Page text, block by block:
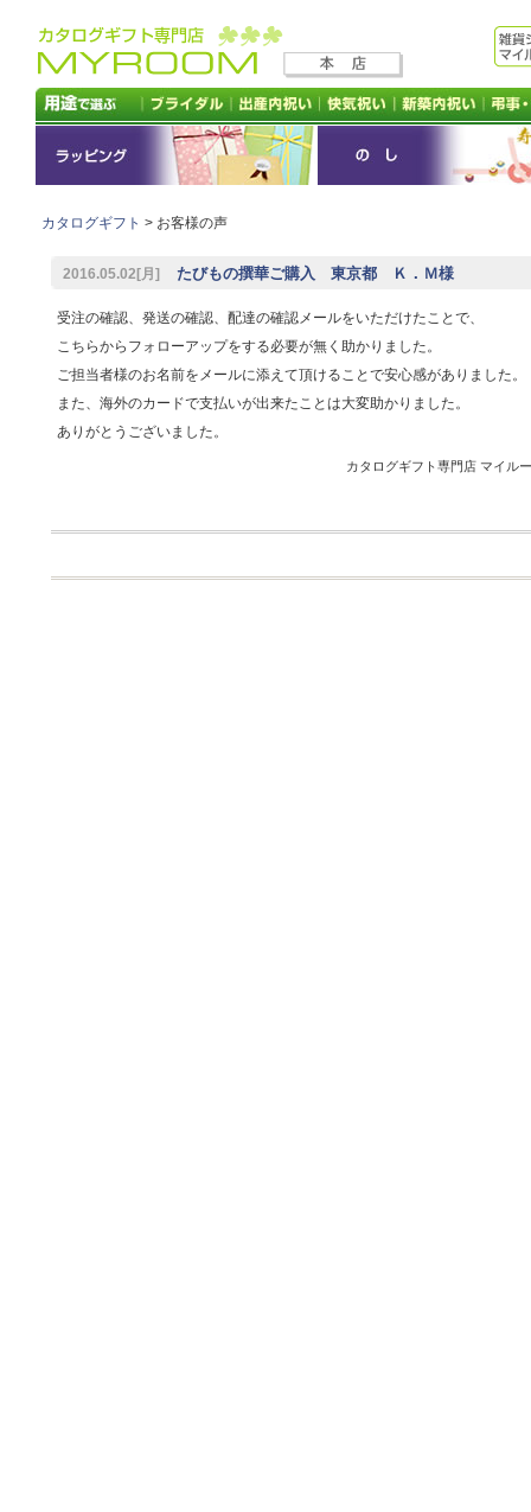
カタログギフト > お客様の声
2016.05.02[月] たびもの撰華ご購入 東京都 Ｋ．Ｍ様
受注の確認、発送の確認、配達の確認メールをいただけたことで、
こちらからフォローアップをする必要が無く助かりました。
ご担当者様のお名前をメールに添えて頂けることで安心感がありました。
また、海外のカードで支払いが出来たことは大変助かりました。
ありがとうございました。
カタログギフト専門店 マイ